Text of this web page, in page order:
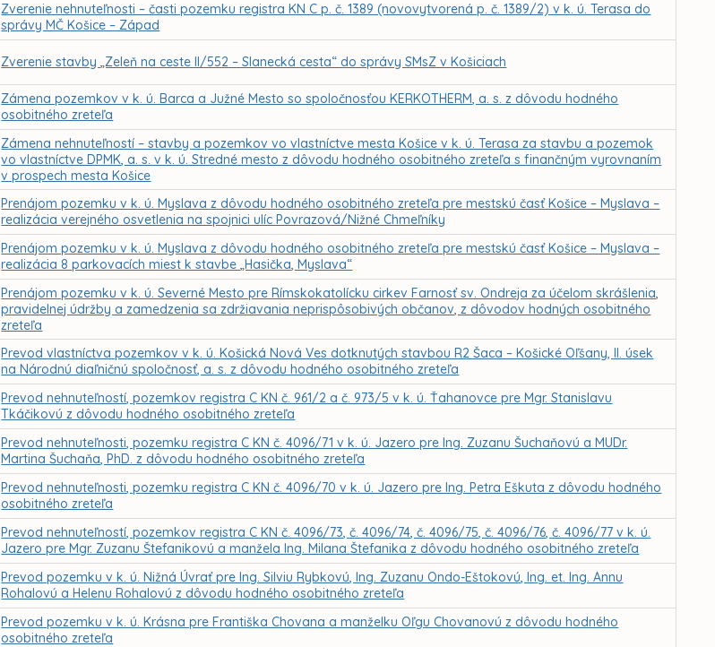
Zverenie nehnuteľnosti – časti pozemku registra KN C p. č. 1389 (novovytvorená p. č. 1389/2) v k. ú. Terasa do
správy MČ Košice – Západ
Zverenie stavby „Zeleň na ceste II/552 – Slanecká cesta“ do správy SMsZ v Košiciach
Zámena pozemkov v k. ú. Barca a Južné Mesto so spoločnosťou KERKOTHERM, a. s. z dôvodu hodného
osobitného zreteľa
Zámena nehnuteľností – stavby a pozemkov vo vlastníctve mesta Košice v k. ú. Terasa za stavbu a pozemok
vo vlastníctve DPMK, a. s. v k. ú. Stredné mesto z dôvodu hodného osobitného zreteľa s finančným vyrovnaním
v prospech mesta Košice
Prenájom pozemku v k. ú. Myslava z dôvodu hodného osobitného zreteľa pre mestskú časť Košice – Myslava –
realizácia verejného osvetlenia na spojnici ulíc Povrazová/Nižné Chmeľníky
Prenájom pozemku v k. ú. Myslava z dôvodu hodného osobitného zreteľa pre mestskú časť Košice – Myslava –
realizácia 8 parkovacích miest k stavbe „Hasička, Myslava“
Prenájom pozemku v k. ú. Severné Mesto pre Rímskokatolícku cirkev Farnosť sv. Ondreja za účelom skrášlenia,
pravidelnej údržby a zamedzenia sa zdržiavania neprispôsobivých občanov, z dôvodov hodných osobitného
zreteľa
Prevod vlastníctva pozemkov v k. ú. Košická Nová Ves dotknutých stavbou R2 Šaca – Košické Oľšany, II. úsek
na Národnú diaľničnú spoločnosť, a. s. z dôvodu hodného osobitného zreteľa
Prevod nehnuteľností, pozemkov registra C KN č. 961/2 a č. 973/5 v k. ú. Ťahanovce pre Mgr. Stanislavu
Tkáčikovú z dôvodu hodného osobitného zreteľa
Prevod nehnuteľnosti, pozemku registra C KN č. 4096/71 v k. ú. Jazero pre Ing. Zuzanu Šuchaňovú a MUDr.
Martina Šuchaňa, PhD. z dôvodu hodného osobitného zreteľa
Prevod nehnuteľnosti, pozemku registra C KN č. 4096/70 v k. ú. Jazero pre Ing. Petra Eškuta z dôvodu hodného
osobitného zreteľa
Prevod nehnuteľností, pozemkov registra C KN č. 4096/73, č. 4096/74, č. 4096/75, č. 4096/76, č. 4096/77 v k. ú.
Jazero pre Mgr. Zuzanu Štefanikovú a manžela Ing. Milana Štefanika z dôvodu hodného osobitného zreteľa
Prevod pozemku v k. ú. Nižná Úvrať pre Ing. Silviu Rybkovú, Ing. Zuzanu Ondo-Eštokovú, Ing. et. Ing. Annu
Rohalovú a Helenu Rohalovú z dôvodu hodného osobitného zreteľa
Prevod pozemku v k. ú. Krásna pre Františka Chovana a manželku Oľgu Chovanovú z dôvodu hodného
osobitného zreteľa